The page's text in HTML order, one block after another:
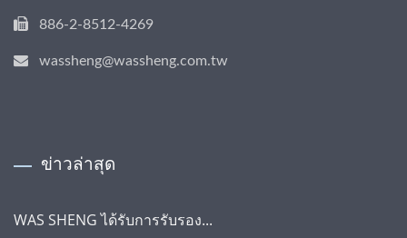
886-2-8512-4269
wassheng@wassheng.com.tw
ข่าวล่าสุด
WAS SHENG ได้รับการรับรอง...